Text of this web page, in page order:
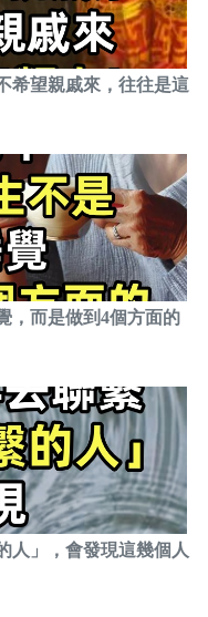
希望親戚來，往往是這
，而是做到4個方面的
人」，會發現這幾個人